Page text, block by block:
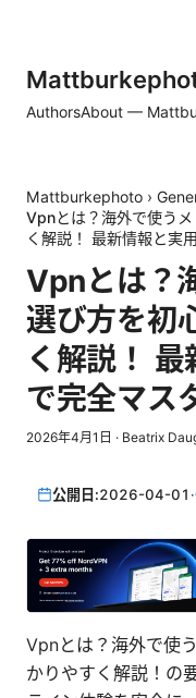
AuthorsAbout —
Mattburkephoto ›
Vpnとは？海外で使うメ
く解説！ 最新情報と実
Vpnとは？
選び方を初
く解説！
で完全マス
2026年4月1日 · Beatrix
公開日:2026-04-01 ·
Vpnとは？海外で使
かりやすく解説！の